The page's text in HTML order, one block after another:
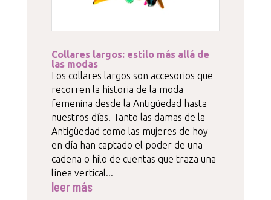
Collares largos: estilo más allá de
las modas
Los collares largos son accesorios que
recorren la historia de la moda
femenina desde la Antigüedad hasta
nuestros días. Tanto las damas de la
Antigüedad como las mujeres de hoy
en día han captado el poder de una
cadena o hilo de cuentas que traza una
línea vertical...
leer más